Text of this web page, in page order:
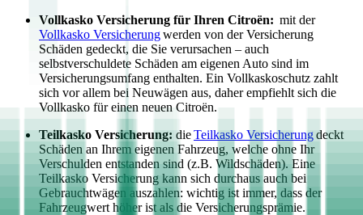
Vollkasko Versicherung für Ihren Citroën: mit der
Vollkasko Versicherungwerden von der Versicherung
Schäden gedeckt, die Sie verursachen – auch
selbstverschuldete Schäden am eigenen Auto sind im
Versicherungsumfang enthalten. Ein Vollkaskoschutz zahlt
sich vor allem bei Neuwägen aus, daher empfiehlt sich die
Vollkasko für einen neuen Citroën.
Teilkasko Versicherung: dieTeilkasko Versicherungdeckt
Schäden an Ihrem eigenen Fahrzeug, welche ohne Ihr
Verschulden entstanden sind (z.B. Wildschäden). Eine
Teilkasko Versicherung kann sich durchaus auch bei
Gebrauchtwägen auszahlen: wichtig ist immer, dass der
Fahrzeugwert höher ist als die Versicherungsprämie.